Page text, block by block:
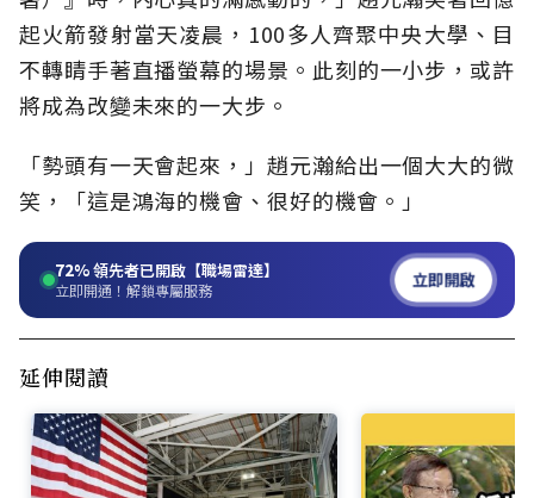
起火箭發射當天凌晨，100多人齊聚中央大學、目
不轉睛手著直播螢幕的場景。此刻的一小步，或許
將成為改變未來的一大步。
「勢頭有一天會起來，」趙元瀚給出一個大大的微
笑，「這是鴻海的機會、很好的機會。」
72%領先者已開啟【職場雷達】
立即開通！解鎖專屬服務 立即開啟
延伸閱讀